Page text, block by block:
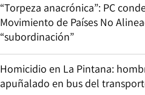
“Torpeza anacrónica”: PC
Movimiento de Países No
“subordinación”
Homicidio en La Pintana:
apuñalado en bus del